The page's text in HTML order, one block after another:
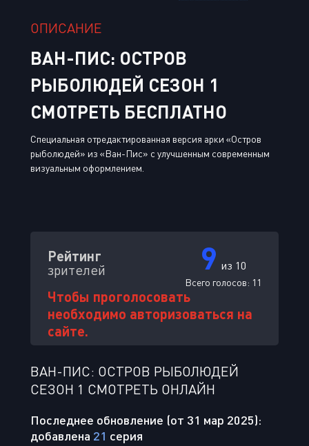
ОПИСАНИЕ
ВАН-ПИС: ОСТРОВ
РЫБОЛЮДЕЙ СЕЗОН 1
СМОТРЕТЬ БЕСПЛАТНО
Специальная отредактированная версия арки «Остров
рыболюдей» из «Ван-Пис» с улучшенным современным
визуальным оформлением.
Рейтинг
зрителей 9 из 10
Всего голосов: 11
Чтобы проголосовать
необходимо авторизоваться на
сайте.
ВАН-ПИС: ОСТРОВ РЫБОЛЮДЕЙ
СЕЗОН 1 СМОТРЕТЬ ОНЛАЙН
Последнее обновление (от 31 мар 2025):
добавлена 21 серия